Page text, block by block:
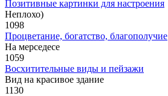
Позитивные картинки для настроения
Неплохо)
1098
Процветание, богатство, благополучие
На мерседесе
1059
Восхитительные виды и пейзажи
Вид на красивое здание
1130